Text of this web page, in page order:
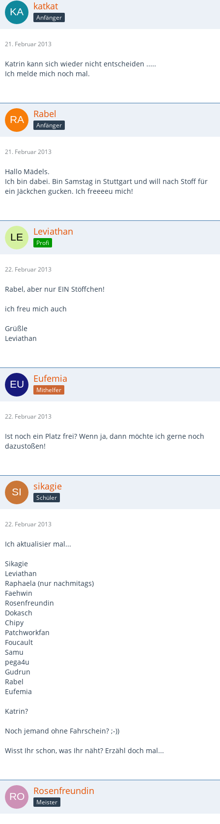
katkat
Anfänger
21. Februar 2013
Katrin kann sich wieder nicht entscheiden .....
Ich melde mich noch mal.
Rabel
Anfänger
21. Februar 2013
Hallo Mädels.
Ich bin dabei. Bin Samstag in Stuttgart und will nach Stoff für
ein Jäckchen gucken. Ich freeeeu mich!
Leviathan
Profi
22. Februar 2013
Rabel, aber nur EIN Stöffchen!
ich freu mich auch
Grüßle
Leviathan
Eufemia
Mithelfer
22. Februar 2013
Ist noch ein Platz frei? Wenn ja, dann möchte ich gerne noch
dazustoßen!
sikagie
Schüler
22. Februar 2013
Ich aktualisier mal...
Sikagie
Leviathan
Raphaela (nur nachmitags)
Faehwin
Rosenfreundin
Dokasch
Chipy
Patchworkfan
Foucault
Samu
pega4u
Gudrun
Rabel
Eufemia
Katrin?
Noch jemand ohne Fahrschein? ;-))
Wisst Ihr schon, was Ihr näht? Erzähl doch mal...
Rosenfreundin
Meister